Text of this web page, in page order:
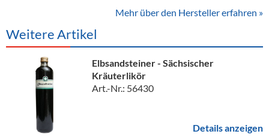
Mehr über den Hersteller erfahren »
Weitere Artikel
Elbsandsteiner - Sächsischer
Kräuterlikör
Art.-Nr.: 56430
Details anzeigen